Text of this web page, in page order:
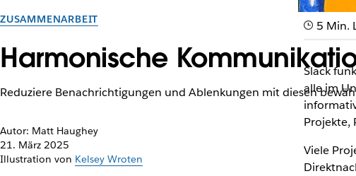
ZUSAMMENARBEIT
Harmonische
Reduziere Benachrichtigungen und Ablenkungen mit diesen
Autor: Matt Haughey
21. März 2025
Illustration von Kelsey Wroten
5 Min.
Slack
alle im
Projekte,
Viele